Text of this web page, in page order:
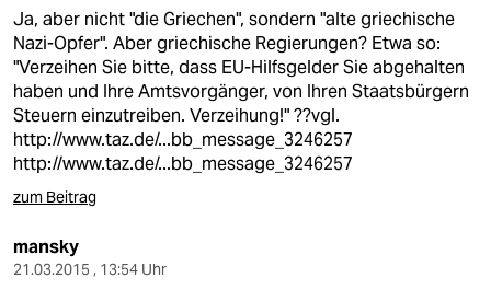
Ja, aber nicht "die Griechen", sondern "alte griechische
Nazi-Opfer". Aber griechische Regierungen? Etwa so:
"Verzeihen Sie bitte, dass EU-Hilfsgelder Sie abgehalten
haben und Ihre Amtsvorgänger, von Ihren Staatsbürgern
Steuern einzutreiben. Verzeihung!" ??vgl.
http://www.taz.de/...bb_message_3246257
http://www.taz.de/...bb_message_3246257
zum Beitrag
mansky
21.03.2015 , 13:54 Uhr